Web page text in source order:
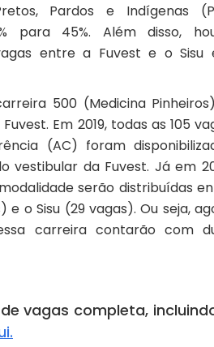
Pardos e Indígenas
para 45%. Além disso,
entre a Fuvest e o Sisu
500 (Medicina
Em 2019, todas as 105
(AC) foram
vestibular da Fuvest. Já em
serão distribuídas
e o Sisu (29 vagas). Ou seja,
carreira contarão com
vagas completa,
.